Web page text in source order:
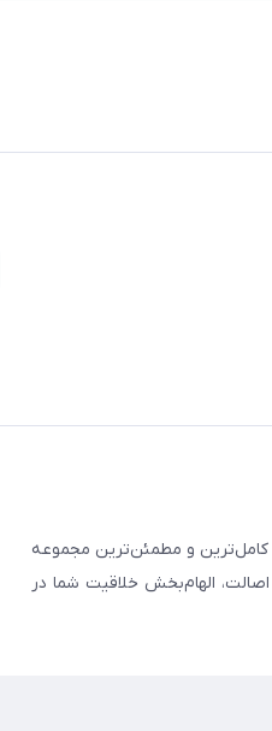
کامل‌ترین و مطمئن‌ترین مجموعه
الهام‌بخش خلاقیت شما در